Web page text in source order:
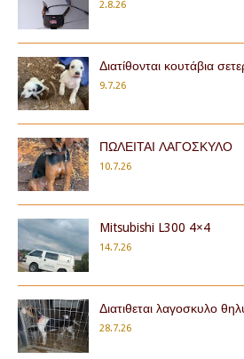
2.8.26
Διατίθονται κουτάβια
9.7.26
ΠΩΛΕΙΤΑΙ ΛΑΓΟΣΚΥΛΟ
10.7.26
Mitsubishi L300 4×4
14.7.26
Διατιθεται λαγοσκυλο
28.7.26